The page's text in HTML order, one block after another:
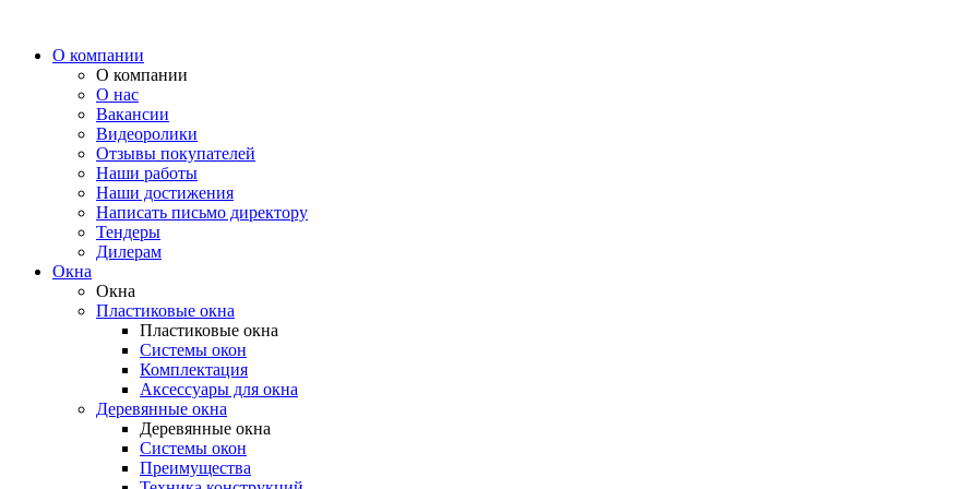
О компании
О компании
О нас
Вакансии
Видеоролики
Отзывы покупателей
Наши работы
Наши достижения
Написать письмо директору
Тендеры
Дилерам
Окна
Окна
Пластиковые окна
Пластиковые окна
Системы окон
Комплектация
Аксессуары для окна
Деревянные окна
Деревянные окна
Системы окон
Преимущества